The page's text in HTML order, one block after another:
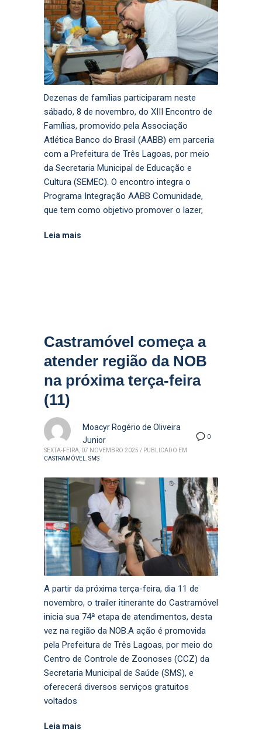
Dezenas de famílias participaram neste
sábado, 8 de novembro, do XIII Encontro de
Famílias, promovido pela Associação
Atlética Banco do Brasil (AABB) em parceria
com a Prefeitura de Três Lagoas, por meio
da Secretaria Municipal de Educação e
Cultura (SEMEC). O encontro integra o
Programa Integração AABB Comunidade,
que tem como objetivo promover o lazer,
Leia mais
Castramóvel começa a
atender região da NOB
na próxima terça-feira
(11)
0
Moacyr Rogério de Oliveira
Junior
SEXTA-FEIRA, 07 NOVEMBRO 2025 / PUBLICADO EM
CASTRAMÓVEL
SMS
A partir da próxima terça-feira, dia 11 de
novembro, o trailer itinerante do Castramóvel
inicia sua 74ª etapa de atendimentos, desta
vez na região da NOB.A ação é promovida
pela Prefeitura de Três Lagoas, por meio do
Centro de Controle de Zoonoses (CCZ) da
Secretaria Municipal de Saúde (SMS), e
oferecerá diversos serviços gratuitos
voltados
Leia mais